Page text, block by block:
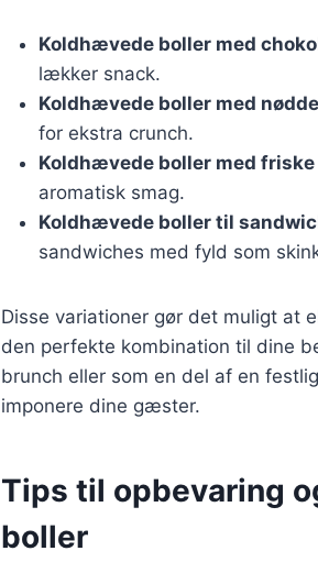
Koldhævede boller med
lækker snack.
Koldhævede boller med
for ekstra crunch.
Koldhævede boller med
aromatisk smag.
Koldhævede boller til
sandwiches med fyld som
Disse variationer gør det muligt at
den perfekte kombination til dine
brunch eller som en del af en
imponere dine gæster.
Tips til opbevaring
boller